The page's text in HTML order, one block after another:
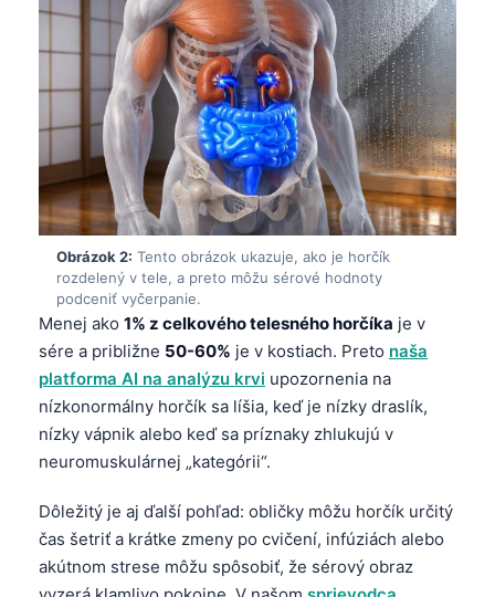
Obrázok 2: Tento obrázok ukazuje, ako je horčík
rozdelený v tele, a preto môžu sérové hodnoty
podceniť vyčerpanie.
Menej ako 1% z celkového telesného horčíka je v
sére a približne 50-60% je v kostiach. Preto naša
platforma AI na analýzu krvi upozornenia na
nízkonormálny horčík sa líšia, keď je nízky draslík,
nízky vápnik alebo keď sa príznaky zhlukujú v
neuromuskulárnej „kategórii“.
Dôležitý je aj ďalší pohľad: obličky môžu horčík určitý
čas šetriť a krátke zmeny po cvičení, infúziách alebo
akútnom strese môžu spôsobiť, že sérový obraz